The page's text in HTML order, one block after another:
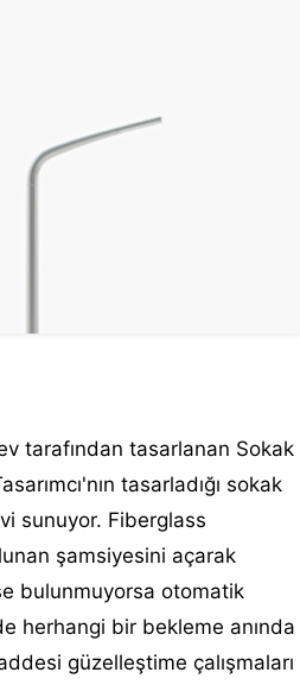
tarafından tasarlanan Sokak
tasarladığı sokak
sunuyor. Fiberglass
şamsiyesini açarak
bulunmuyorsa otomatik
herhangi bir bekleme anında
güzelleştime çalışmaları